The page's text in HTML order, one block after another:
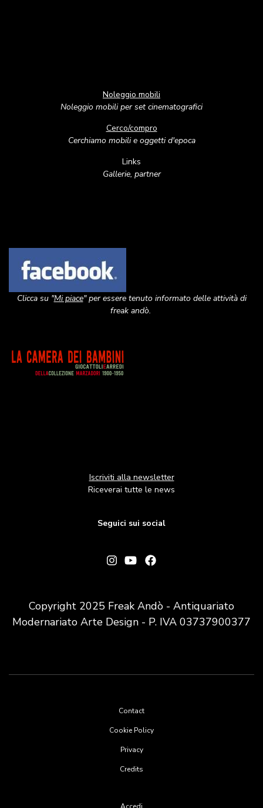
Noleggio mobili
Noleggio mobili per set cinematografici
Cerco/compro
Cerchiamo mobili e oggetti d'epoca
Links
Gallerie, partner
Clicca su "Mi piace" per essere tenuto informato delle attività di
freak andò.
Image
Iscriviti alla newsletter
Riceverai tutte le news
Seguici sui social
Copyright 2025 Freak Andò - Antiquariato
Modernariato Arte Design - P. IVA 03737900377
Contact
Cookie Policy
Privacy
Credits